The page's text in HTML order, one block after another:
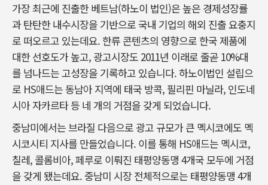
가장 최근에 진출한 베트남(하노이 법인)은 높은 경제성장률
과 탄탄한 내수시장을 기반으로 국내 기업의 해외 진출 요충지
로 떠오르고 있는데요. 한류 콘텐츠의 영향으로 한국 제품에
대한 선호도가 높고, 광고시장도 2011년 이래로 줄곧 10%대
를 넘나드는 고성장을 기록하고 있습니다. 하노이법인 설립으
로 HS애드는 동남아 지역에 태국 방콕, 필리핀 마닐라, 인도네
시아 자카르타 등 네 개의 거점을 갖게 되었습니다.
중남미에서는 브라질 다음으로 광고 규모가 큰 멕시코에도 멕
시코시티 지사를 만들었습니다. 이를 통해 HS애드는 멕시코,
칠레, 콜롬비아, 페루로 이뤄진 태평양동맹 4개국 모두에 거점
을 갖게 됐는데요. 중남미 시장 전체적으로는 태평양동맹 4개